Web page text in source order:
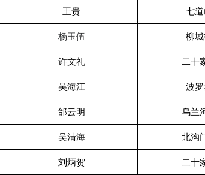
王贵 七
杨玉伍 柳
许文礼 二十
吴海江 波
邰云明 乌兰
吴清海 北沟
刘炳贺 二十